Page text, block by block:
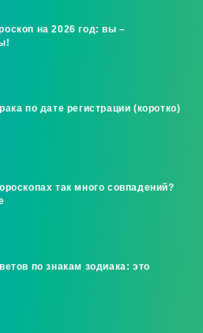
на 2026 год: вы –
по дате регистрации (коротко)
так много совпадений?
по знакам зодиака: это